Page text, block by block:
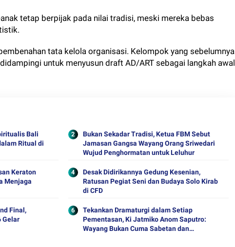
tetap berpijak pada nilai tradisi, meski mereka bebas
tata kelola organisasi. Kelompok yang sebelumnya
untuk menyusun draft AD/ART sebagai langkah awal
Bali
Ritual di
Bukan Sekadar Tradisi, Ketua FBM Sebut
Jamasan Gangsa Wayang Orang Sriwedari
Wujud Penghormatan untuk Leluhur
Keraton
Menjaga
Desak Didirikannya Gedung Kesenian,
Ratusan Pegiat Seni dan Budaya Solo Kirab
di CFD
Final,
Gelar
Tekankan Dramaturgi dalam Setiap
Pementasan, Ki Jatmiko Anom Saputro:
Wayang Bukan Cuma Sabetan dan